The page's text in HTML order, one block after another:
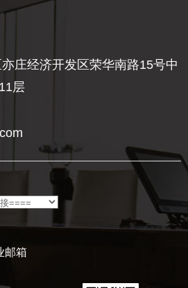
庄经济开发区荣华南路15号中
层
邮箱